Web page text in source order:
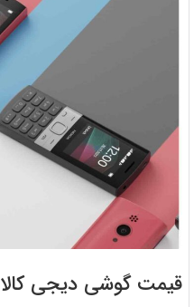
قیمت گوشی دیجی کالا